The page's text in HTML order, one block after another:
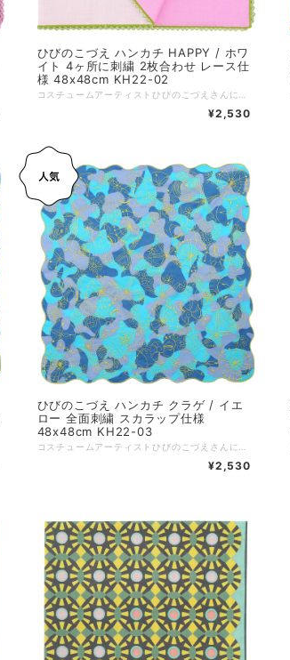
ひびのこづえ ハンカチ HAPPY / ホワ
イト 4ヶ所に刺繍 2枚合わせ レース仕
様 48x48cm KH22-02
¥2,530
ひびのこづえ ハンカチ クラゲ / イエ
ロー 全面刺繍 スカラップ仕様
48x48cm KH22-03
¥2,530